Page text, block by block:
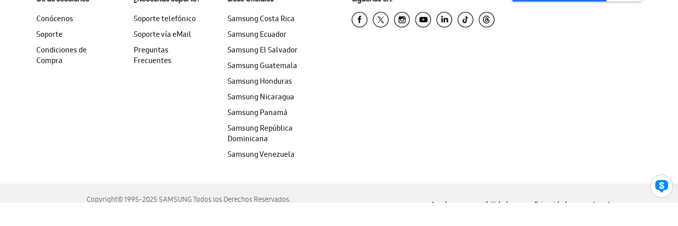
Conócenos
Soporte
Condiciones de
Compra
Soporte telefónico
Soporte vía eMail
Preguntas
Frecuentes
Samsung Costa Rica
Samsung Ecuador
Samsung El Salvador
Samsung Guatemala
Samsung Honduras
Samsung Nicaragua
Samsung Panamá
Samsung República
Dominicana
Samsung Venezuela
Copyright© 1995-2025 SAMSUNG Todos los Derechos Reservados.
Ayuda para accesibilidad Privacidad Legal